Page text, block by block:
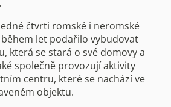
čtvrti romské i neromské
let podařilo vybudovat
která se stará o své domovy a
společně provozují aktivity
centru, které se nachází ve
objektu.